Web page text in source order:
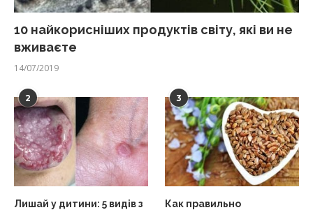
10 найкорисніших продуктів світу, які ви не
вживаєте
14/07/2019
2
Лишай у дитини: 5 видів з
3
Как правильно